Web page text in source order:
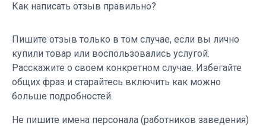
Как написать отзыв правильно?
Пишите отзыв только в том случае, если вы лично
купили товар или воспользовались услугой.
Расскажите о своем конкретном случае. Избегайте
общих фраз и старайтесь включить как можно
больше подробностей.
Не пишите имена персонала (работников заведения)